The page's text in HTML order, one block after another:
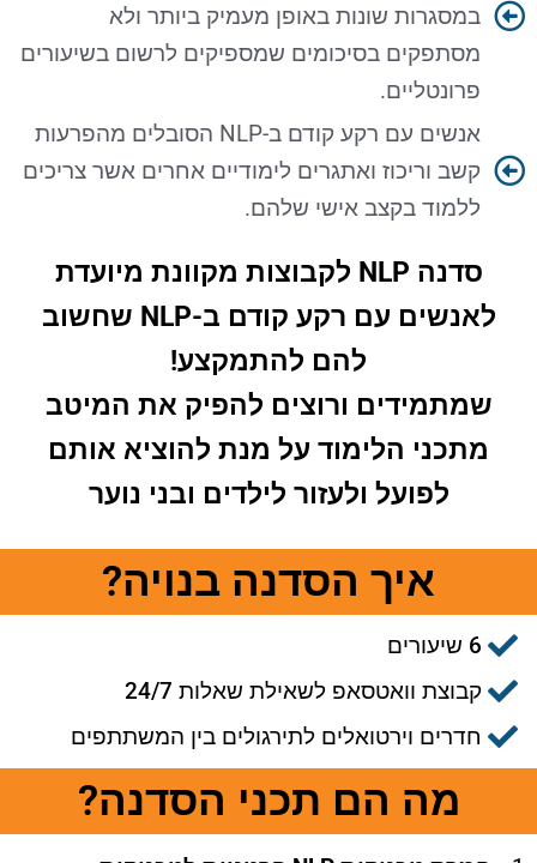
במסגרות שונות באופן מעמיק ביותר ולא
מסתפקים בסיכומים שמספיקים לרשום בשיעורים
פרונטליים.
אנשים עם רקע קודם ב-NLP הסובלים מהפרעות
קשב וריכוז ואתגרים לימודיים אחרים אשר צריכים
ללמוד בקצב אישי שלהם.
סדנה NLP לקבוצות מקוונת מיועדת
לאנשים עם רקע קודם ב-NLP שחשוב
להם להתמקצע!
שמתמידים ורוצים להפיק את המיטב
מתכני הלימוד על מנת להוציא אותם
לפועל ולעזור לילדים ובני נוער
איך הסדנה בנויה?
6 שיעורים
קבוצת וואטסאפ לשאילת שאלות 24/7
חדרים וירטואלים לתירגולים בין המשתתפים
מה הם תכני הסדנה?